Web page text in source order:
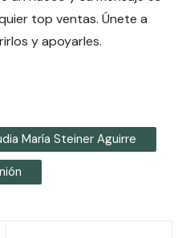
top ventas. Únete a
y apoyarles.
María Steiner Aguirre